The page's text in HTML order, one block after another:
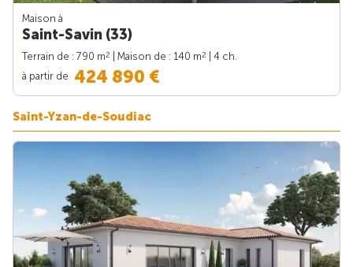
Maison à
Saint-Savin (33)
Terrain de : 790 m2 | Maison de : 140 m2
| 4 ch.
à partir de 424 890 €
Saint-Yzan-de-Soudiac